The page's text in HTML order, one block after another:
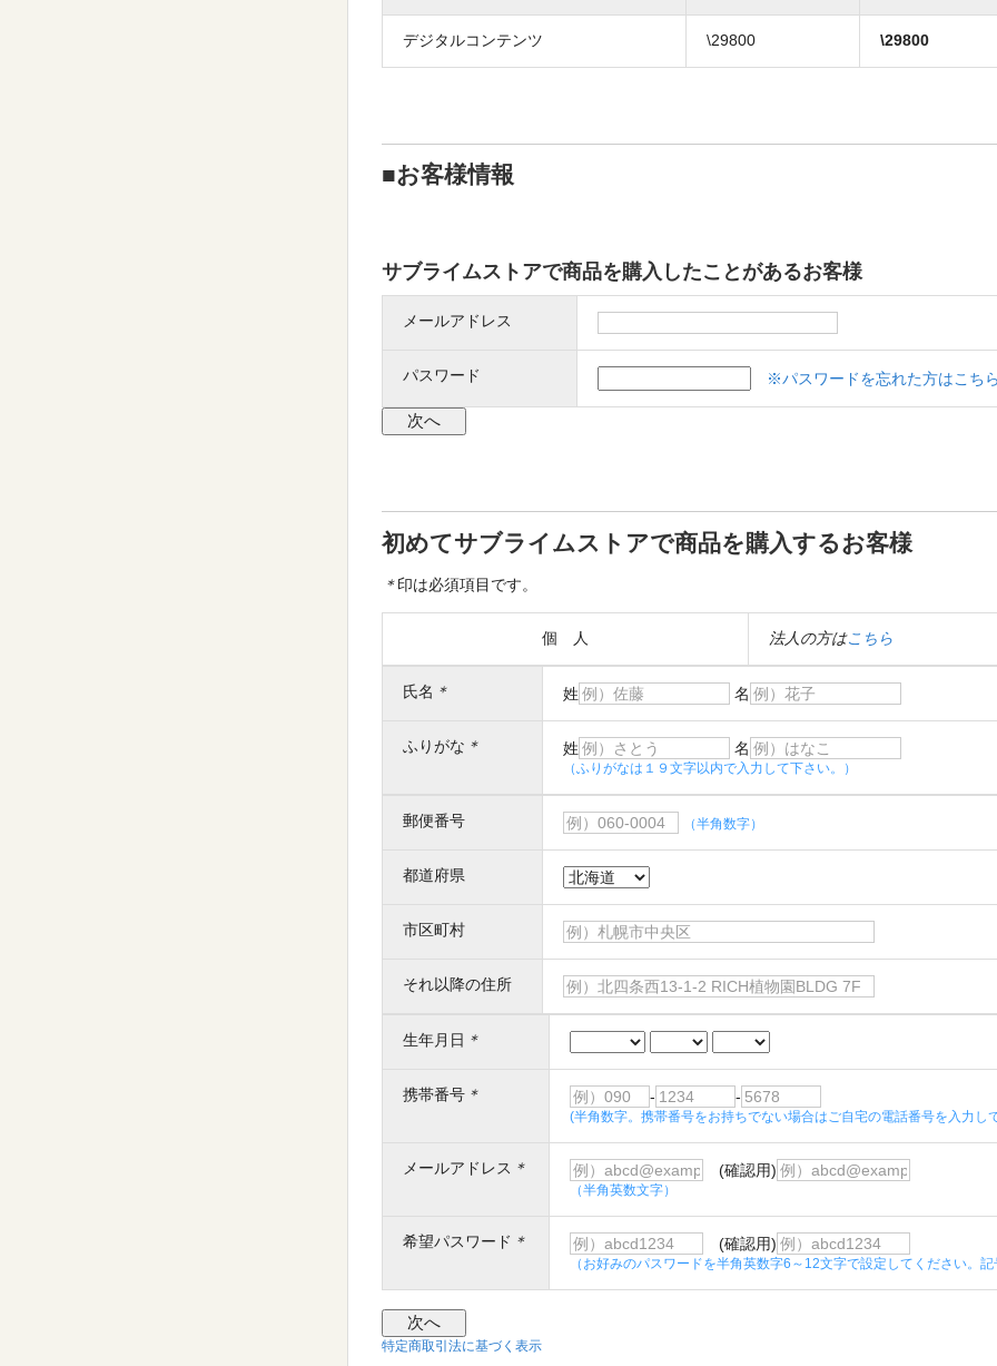
デジタルコンテンツ \29800 \29800
■お客様情報
サブライムストアで商品を購入したことがあるお客様
メールアドレス
パスワード ※パスワードを忘れた方はこち
初めてサブライムストアで商品を購入するお客様
＊印は必須項目です。
個 人 法人の方はこちら
氏名 ＊ 姓 名
ふりがな ＊ 姓 名
（ふりがなは１９文字以内で入力して下さい。）
郵便番号 （半角数字）
都道府県
市区町村
それ以降の住所
生年月日 ＊
携帯番号 ＊ - -
(半角数字。携帯番号をお持ちでない場合はご自宅の電話番号を入力し
メールアドレス ＊ (確認用)
（半角英数文字）
希望パスワード ＊ (確認用)
（お好みのパスワードを半角英数字6～12文字で設定してください。
特定商取引法に基づく表示